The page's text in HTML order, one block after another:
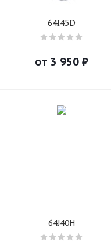
64I45D
от 3 950 ₽
64J40H